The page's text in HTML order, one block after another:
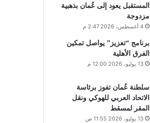
المستقبل يعود إلى عُمان بذهبية
مزدوجة
4 أغسطس، 2026 2:47 م
برنامج “تعزيز” يواصل تمكين
الفرق الأهلية
13 يوليو، 2026 12:00 م
سلطنة عُمان تفوز برئاسة
الاتحاد العربي للهوكي ونقل
المقر لمسقط
13 يوليو، 2026 11:55 ص